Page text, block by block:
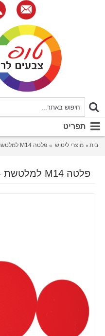
תפריט
בית מוצרי ליטוש פלטה M14 למלטשת - ״4.5
פלטה M14 למלטשת - ״4.5